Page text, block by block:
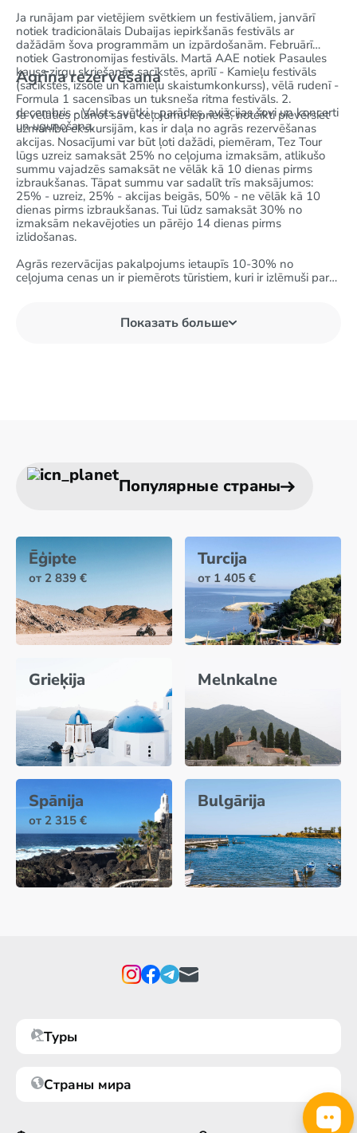
Ja runājam par vietējiem svētkiem un festivāliem, janvārī
notiek tradicionālais Dubaijas iepirkšanās festivāls ar
dažādām šova programmām un izpārdošanām. Februārī
notiek Gastronomijas festivāls. Martā AAE notiek Pasaules
kauss zirgu skriešanās sacīkstēs, aprīlī - Kamieļu festivāls
(sacīkstes, izsole un kamieļu skaistumkonkurss), vēlā rudenī -
Formula 1 sacensības un tuksneša ritma festivāls. 2.
decembris - Valsts svētki - parādes, aviācijas šovi un koncerti
un uguņošana.
Agrīna rezervēšana
Ja vēlaties plānot savu ceļojumu iepriekš, noteikti pievērsiet
uzmanību ekskursijām, kas ir daļa no agrās rezervēšanas
akcijas. Nosacījumi var būt ļoti dažādi, piemēram, Tez Tour
lūgs uzreiz samaksāt 25% no ceļojuma izmaksām, atlikušo
summu vajadzēs samaksāt ne vēlāk kā 10 dienas pirms
izbraukšanas. Tāpat summu var sadalīt trīs maksājumos:
25% - uzreiz, 25% - akcijas beigās, 50% - ne vēlāk kā 10
dienas pirms izbraukšanas. Tui lūdz samaksāt 30% no
izmaksām nekavējoties un pārējo 14 dienas pirms
izlidošanas.
Agrās rezervācijas pakalpojums ietaupīs 10-30% no
ceļojuma cenas un ir piemērots tūristiem, kuri ir izlēmuši par
Vēl viens veids, kā ietaupīt naudu, ir pēdējā brīža ekskursijas,
kuras var iegādāties dažas dienas pirms izbraukšanas.
Показать больше
Популярные страны
Ēģipte
от 2 839 €
Turcija
от 1 405 €
Grieķija Melnkalne
Spānija
от 2 315 €
Bulgārija
Туры
Страны мира